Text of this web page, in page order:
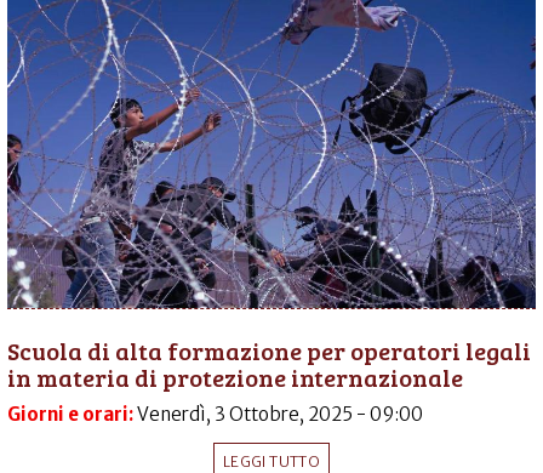
Scuola di alta formazione per operatori legali
in materia di protezione internazionale
Giorni e orari:Venerdì, 3 Ottobre, 2025 - 09:00
LEGGI TUTTO